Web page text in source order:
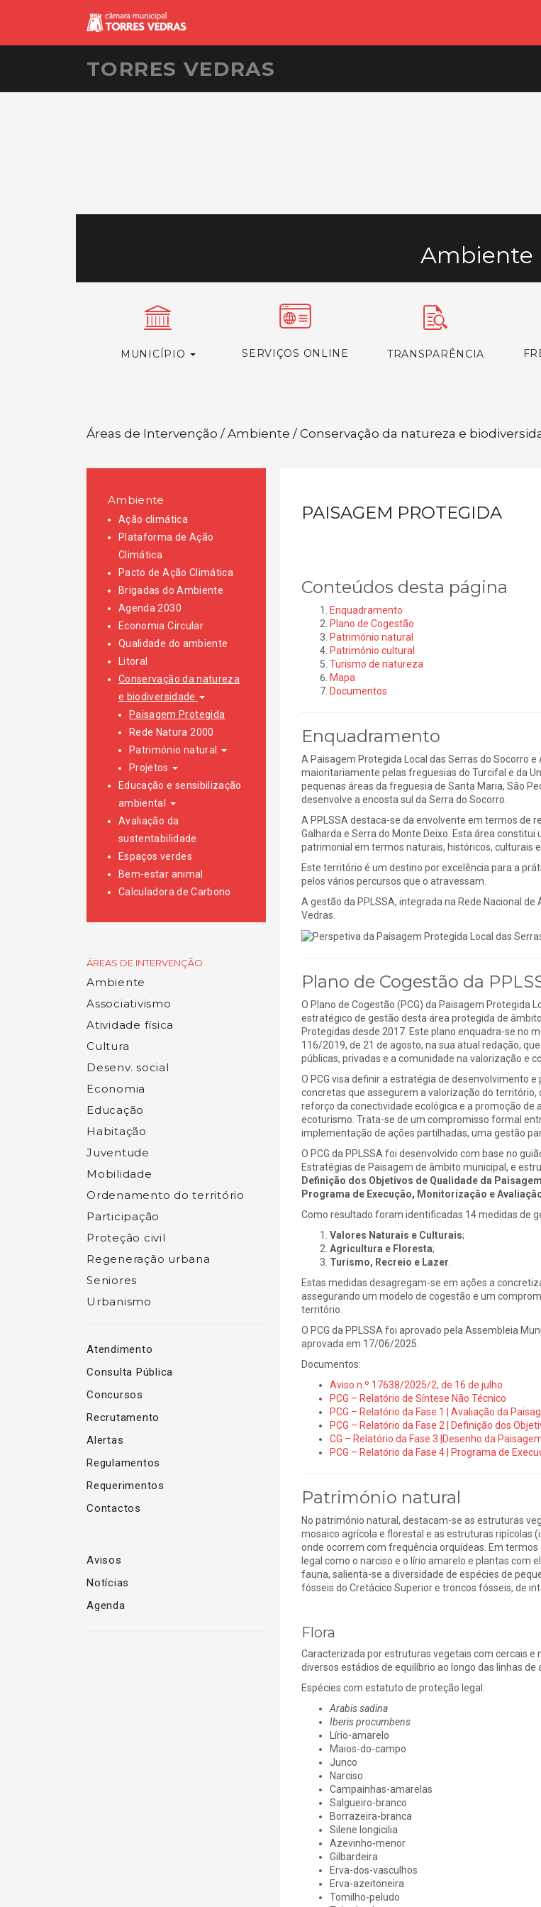
TORRES VEDRAS
Ambiente
MUNICÍPIO SERVIÇOS ONLINE TRANSPARÊNCIA
Áreas de Intervenção / Ambiente / Conservação da natureza e
Ambiente
Ação climática
Plataforma de Ação
Climática
Pacto de Ação Climática
Brigadas do Ambiente
Agenda 2030
Economia Circular
Qualidade do ambiente
Litoral
Conservação da natureza
e biodiversidade
Paisagem Protegida
Rede Natura 2000
Património natural
Projetos
Educação e sensibilização
ambiental
Avaliação da
sustentabilidade
Espaços verdes
Bem-estar animal
Calculadora de Carbono
ÁREAS DE INTERVENÇÃO
Ambiente
Associativismo
Atividade física
Cultura
Desenv. social
Economia
Educação
Habitação
Juventude
Mobilidade
Ordenamento do território
Participação
Proteção civil
Regeneração urbana
Seniores
Urbanismo
Atendimento
Consulta Pública
Concursos
Recrutamento
Alertas
Regulamentos
Requerimentos
Contactos
Avisos
Notícias
Agenda
PAISAGEM PROTEGIDA
Conteúdos desta página
Enquadramento
Plano de Cogestão
Património natural
Património cultural
Turismo de natureza
Mapa
Documentos
Enquadramento
A Paisagem Protegida Local das Serras do Socorro
maioritariamente pelas freguesias do Turcifal e da
pequenas áreas da freguesia de Santa Maria, São
desenvolve a encosta sul da Serra do Socorro.
A PPLSSA destaca-se da envolvente em termos de
Galharda e Serra do Monte Deixo. Esta área
patrimonial em termos naturais, históricos, culturais e
Este território é um destino por excelência para a
pelos vários percursos que o atravessam.
A gestão da PPLSSA, integrada na Rede Nacional
Vedras.
Plano de Cogestão da
O Plano de Cogestão (PCG) da Paisagem Protegida
estratégico de gestão desta área protegida de
Protegidas desde 2017. Este plano enquadra-se no
116/2019, de 21 de agosto, na sua atual redação,
públicas, privadas e a comunidade na valorização e
O PCG visa definir a estratégia de desenvolvimento
concretas que assegurem a valorização do
reforço da conectividade ecológica e a promoção
ecoturismo. Trata-se de um compromisso formal
implementação de ações partilhadas, uma gestão
O PCG da PPLSSA foi desenvolvido com base no
Estratégias de Paisagem de âmbito municipal, e
Definição dos Objetivos de Qualidade da
Programa de Execução, Monitorização e
Como resultado foram identificadas 14 medidas de
Valores Naturais e Culturais;
Agricultura e Floresta;
Turismo, Recreio e Lazer
Estas medidas desagregam-se em ações a
assegurando um modelo de cogestão e um
território.
O PCG da PPLSSA foi aprovado pela Assembleia
aprovada em 17/06/2025.
Documentos:
Aviso n.º 17638/2025/2, de 16 de julho
PCG – Relatório de Síntese Não Técnico
PCG – Relatório da Fase 1 | Avaliação da
PCG – Relatório da Fase 2 | Definição dos
CG – Relatório da Fase 3 |Desenho da
PCG – Relatório da Fase 4 | Programa de
Património natural
No património natural, destacam-se as estruturas
mosaico agrícola e florestal e as estruturas ripícolas
onde ocorrem com frequência orquídeas. Em
legal como o narciso e o lírio amarelo e plantas com
fauna, salienta-se a diversidade de espécies de
fósseis do Cretácico Superior e troncos fósseis, de
Flora
Caracterizada por estruturas vegetais com cercais
diversos estádios de equilíbrio ao longo das linhas
Espécies com estatuto de proteção legal:
Arabis sadina
Iberis procumbens
Lírio-amarelo
Maios-do-campo
Junco
Narciso
Campainhas-amarelas
Salgueiro-branco
Borrazeira-branca
Silene longicilia
Azevinho-menor
Gilbardeira
Erva-dos-vasculhos
Erva-azeitoneira
Tomilho-peludo